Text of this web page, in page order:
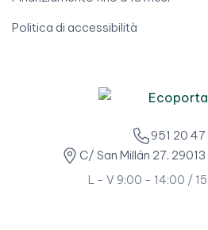
Politica di accessibilità
951 20
C/ San Millán 27,
L - V 9:00 - 14:00 /